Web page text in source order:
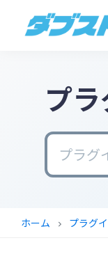
ネ
プ
ホーム chevron_right プラグ